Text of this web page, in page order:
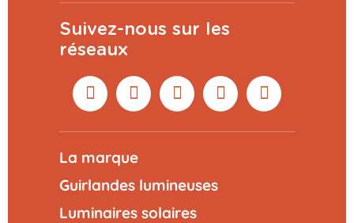
Suivez-nous sur les
réseaux
La marque
Guirlandes lumineuses
Luminaires solaires